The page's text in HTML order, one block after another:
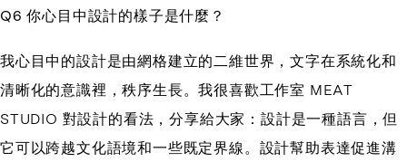
Q6 你心目中設計的樣子是什麼？
我心目中的設計是由網格建立的二維世界，文字在系統化和
清晰化的意識裡，秩序生長。我很喜歡工作室 MEAT
STUDIO 對設計的看法，分享給大家：設計是一種語言，但
它可以跨越文化語境和一些既定界線。設計幫助表達促進溝